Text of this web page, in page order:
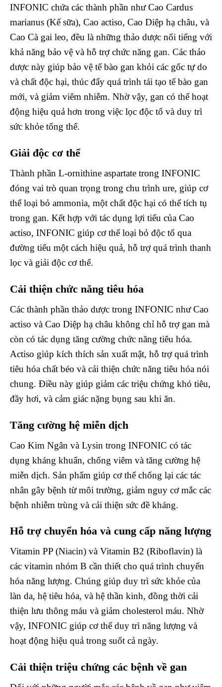
INFONIC chứa các thành phần như Cao Cardus
marianus (Kế sữa), Cao actiso, Cao Diệp hạ châu, và
Cao Cà gai leo, đều là những thảo dược nổi tiếng với
khả năng bảo vệ và hỗ trợ chức năng gan. Các thảo
dược này giúp bảo vệ tế bào gan khỏi các gốc tự do
và chất độc hại, thúc đẩy quá trình tái tạo tế bào gan
mới, và giảm viêm nhiễm. Nhờ vậy, gan có thể hoạt
động hiệu quả hơn trong việc lọc độc tố và duy trì
sức khỏe tổng thể.
Giải độc cơ thể
Thành phần L-ornithine aspartate trong INFONIC
đóng vai trò quan trọng trong chu trình ure, giúp cơ
thể loại bỏ ammonia, một chất độc hại có thể tích tụ
trong gan. Kết hợp với tác dụng lợi tiểu của Cao
actiso, INFONIC giúp cơ thể loại bỏ độc tố qua
đường tiểu một cách hiệu quả, hỗ trợ quá trình thanh
lọc và giải độc cơ thể.
Cải thiện chức năng tiêu hóa
Các thành phần thảo dược trong INFONIC như Cao
actiso và Cao Diệp hạ châu không chỉ hỗ trợ gan mà
còn có tác dụng tăng cường chức năng tiêu hóa.
Actiso giúp kích thích sản xuất mật, hỗ trợ quá trình
tiêu hóa chất béo và cải thiện chức năng tiêu hóa nói
chung. Điều này giúp giảm các triệu chứng khó tiêu,
đầy hơi, và cảm giác nặng bụng sau khi ăn.
Tăng cường hệ miễn dịch
Cao Kim Ngân và Lysin trong INFONIC có tác
dụng kháng khuẩn, chống viêm và tăng cường hệ
miễn dịch. Sản phẩm giúp cơ thể chống lại các tác
nhân gây bệnh từ môi trường, giảm nguy cơ mắc các
bệnh nhiễm trùng và cải thiện sức đề kháng.
Hỗ trợ chuyển hóa và cung cấp năng lượng
Vitamin PP (Niacin) và Vitamin B2 (Riboflavin) là
các vitamin nhóm B cần thiết cho quá trình chuyển
hóa năng lượng. Chúng giúp duy trì sức khỏe của
làn da, hệ tiêu hóa, và hệ thần kinh, đồng thời cải
thiện lưu thông máu và giảm cholesterol máu. Nhờ
vậy, INFONIC giúp cơ thể duy trì năng lượng và
hoạt động hiệu quả trong suốt cả ngày.
Cải thiện triệu chứng các bệnh về gan